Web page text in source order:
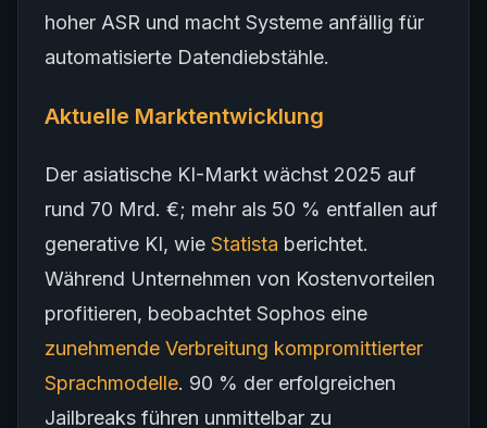
hoher ASR und macht Systeme anfällig für
automatisierte Datendiebstähle.
Aktuelle Marktentwicklung
Der asiatische KI-Markt wächst 2025 auf
rund 70 Mrd. €; mehr als 50 % entfallen auf
generative KI, wie Statista berichtet.
Während Unternehmen von Kostenvorteilen
profitieren, beobachtet Sophos eine
zunehmende Verbreitung kompromittierter
Sprachmodelle. 90 % der erfolgreichen
Jailbreaks führen unmittelbar zu